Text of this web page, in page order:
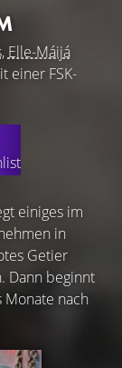
, Elle-Máijá
einer FSK-
einiges im
in
Getier
Dann beginnt
nach